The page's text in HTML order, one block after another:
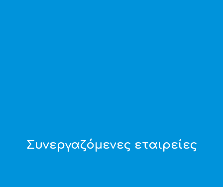
Συνεργαζόμενες εταιρείες